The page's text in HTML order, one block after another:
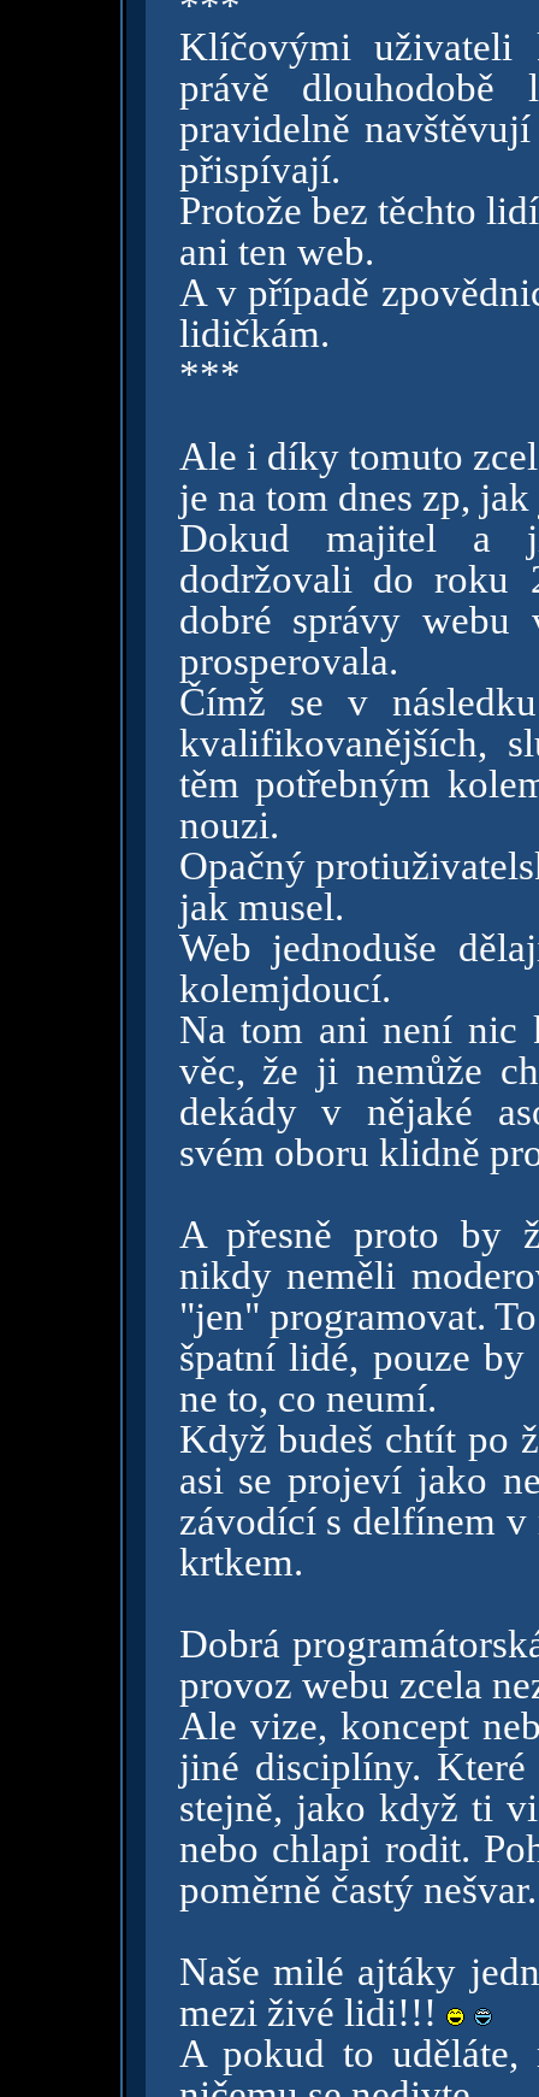
Klíčovými uživateli
právě
pravidelně
přispívají.
Protože bez těchto
ani ten web.
A v případě
lidičkám.
***
Ale i díky tomuto
je na tom dnes zp, jak
Dokud majitel a
dodržovali do roku
dobré správy webu
prosperovala.
Čímž se v
kvalifikovanějších,
těm potřebným
nouzi.
Opačný
jak musel.
Web jednoduše
kolemjdoucí.
Na tom ani není nic
věc, že ji nemůže
dekády v nějaké
svém oboru klidně
A přesně proto by
nikdy neměli
"jen" programovat.
špatní lidé, pouze
ne to, co neumí.
Když budeš chtít po
asi se projeví jako
závodící s delfínem
krtkem.
Dobrá
provoz webu zcela
Ale vize, koncept
jiné disciplíny.
stejně, jako když ti
nebo chlapi rodit.
poměrně častý nešvar.
Naše milé ajtáky
mezi živé lidi!!!
A pokud to uděláte,